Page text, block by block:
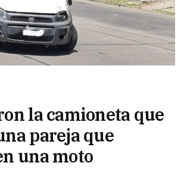
la camioneta que
pareja que
una moto